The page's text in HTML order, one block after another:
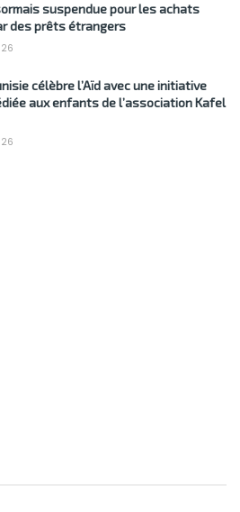
suspendue pour les achats
des prêts étrangers
célèbre l’Aïd avec une initiative
aux enfants de l’association Kafel